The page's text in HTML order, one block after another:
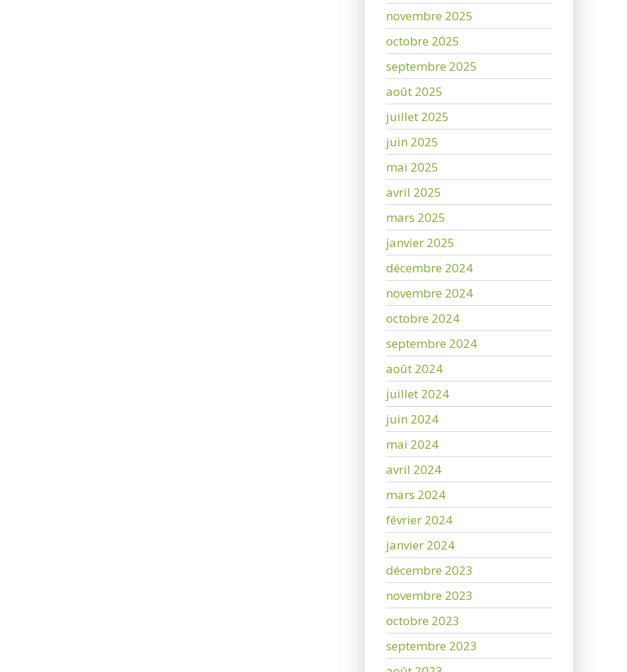
novembre 2025
octobre 2025
septembre 2025
août 2025
juillet 2025
juin 2025
mai 2025
avril 2025
mars 2025
janvier 2025
décembre 2024
novembre 2024
octobre 2024
septembre 2024
août 2024
juillet 2024
juin 2024
mai 2024
avril 2024
mars 2024
février 2024
janvier 2024
décembre 2023
novembre 2023
octobre 2023
septembre 2023